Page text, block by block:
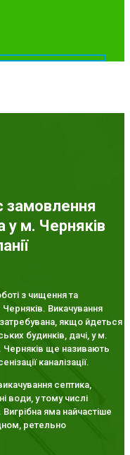
замовлення
у м. Черняків
з чищення та
Черняків. Викачування
затребувана, якщо йдеться
будинків, дачі, у м.
Черняків ще називають
каналізації.
септика,
води, у тому числі
яма найчастіше
ретельно